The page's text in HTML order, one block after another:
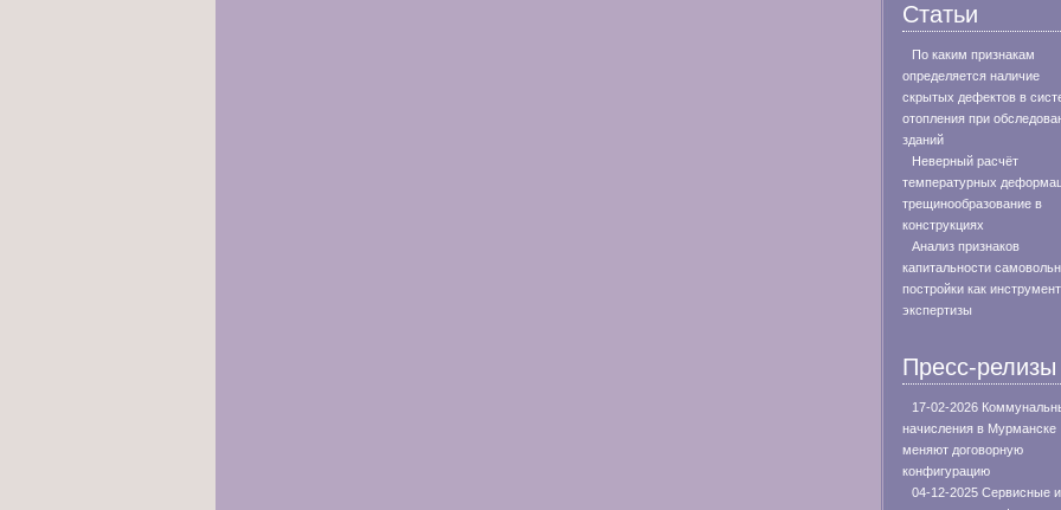
Статьи
По каким признакам
определяется наличие
скрытых дефектов в
отопления при
зданий
Неверный расчёт
температурных
трещинообразование в
конструкциях
Анализ признаков
капитальности
постройки как инструмент
экспертизы
Пресс-релизы
17-02-2026
начисления в Мурманске
меняют договорную
конфигурацию
04-12-2025 Сервисные и